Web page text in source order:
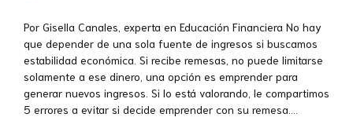
Por Gisella Canales, experta en Educación Financiera No hay
que depender de una sola fuente de ingresos si buscamos
estabilidad económica. Si recibe remesas, no puede limitarse
solamente a ese dinero, una opción es emprender para
generar nuevos ingresos. Si lo está valorando, le compartimos
5 errores a evitar si decide emprender con su remesa....